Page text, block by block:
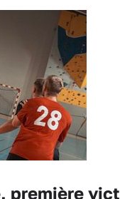
première